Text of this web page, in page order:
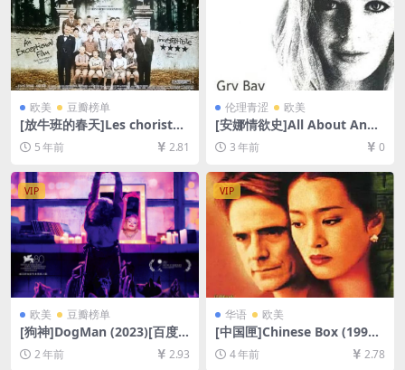
欧美 豆瓣榜单
[放牛班的春天]Les choristes
(2004)[百度网盘+迅雷云盘资
源1080P超清未删减][MP4/6.
2GB][中文字幕]
5 年前 2.81
伦理青涩 欧美
[安娜情欲史]All About Anna
(2005)[百度网盘+夸克网盘10
80P超清未删减资源][网盘下
载][MKV/2.4GB][中英字幕]
【手机/平板无法在线播放，请
使用电脑下载防和谐压缩包
（含解压密码）】
3 年前 0
VIP
欧美 豆瓣榜单
[狗神]DogMan (2023)[百度
网盘+夸克网盘1080P超清未
删减资源][网盘在线播放/下
2 年前 2.93
VIP
华语 欧美
[中国匣]Chinese Box (1997)
[百度网盘+迅雷云盘资源1080
P超清未删减][MP4/6GB][原
4 年前 2.78